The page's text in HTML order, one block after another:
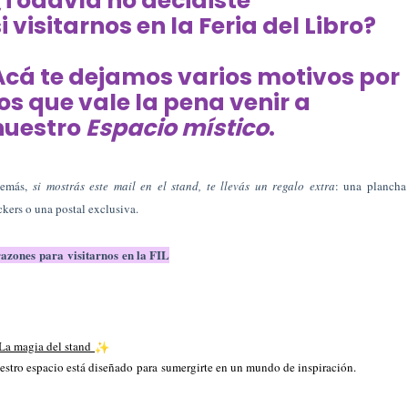
visitarnosen la Feria del Libro?
te dejamos varios motivos por
que vale la pena venir a
Espacio místico.
si mostrás este mail en el stand, te llevás un regalo extra: una
o una postal exclusiva.
para visitarnos en la FIL
magia del stand
espacio está diseñado para sumergirte en un mundo de inspiración.